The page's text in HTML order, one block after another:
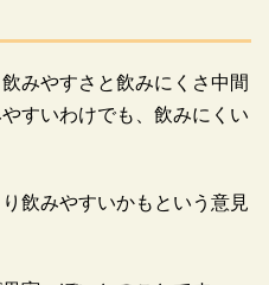
みやすさと飲みにくさ中間
すいわけでも、飲みにくい
飲みやすいかもという意見